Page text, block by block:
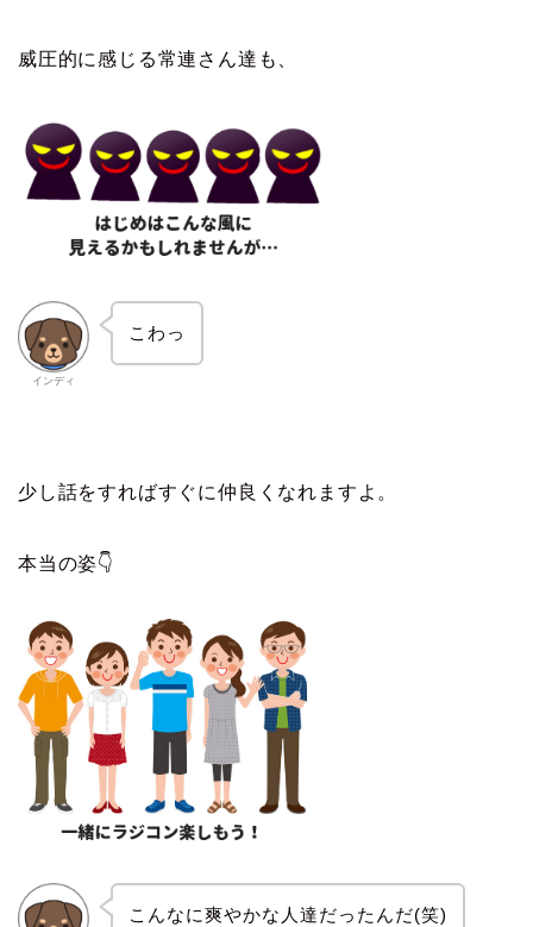
威圧的に感じる常連さん達も、
インディ
こわっ
少し話をすればすぐに仲良くなれますよ。
本当の姿👇
こんなに爽やかな人達だったんだ(笑)